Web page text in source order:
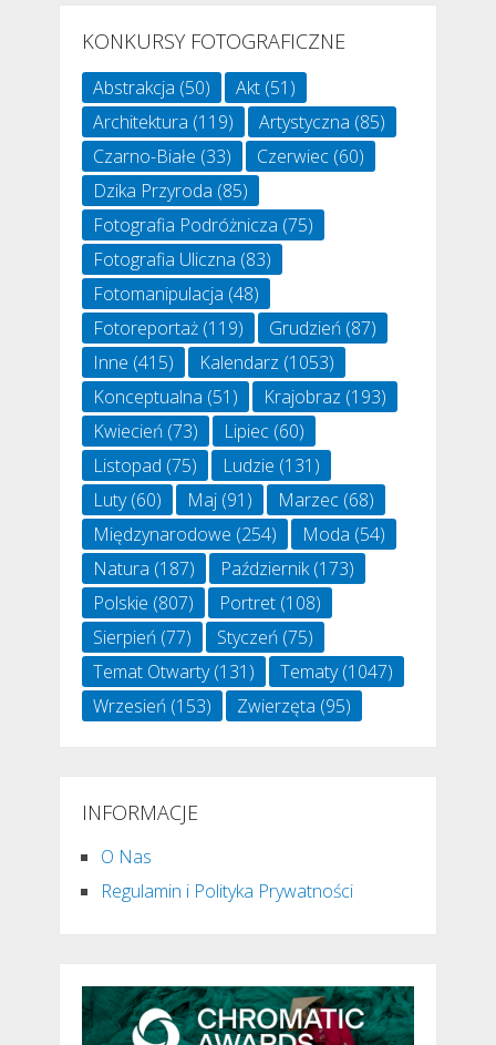
KONKURSY FOTOGRAFICZNE
Abstrakcja (50) Akt(51)
Architektura (119) Artystyczna (85)
Czarno-Białe (33) Czerwiec(60)
Dzika Przyroda (85)
Fotografia Podróżnicza (75)
Fotografia Uliczna (83)
Fotomanipulacja (48)
Fotoreportaż(119) Grudzień(87)
Inne (415) Kalendarz (1053)
Konceptualna (51) Krajobraz (193)
Kwiecień(73) Lipiec(60)
Listopad (75) Ludzie (131)
Luty(60) Maj(91) Marzec(68)
Międzynarodowe (254) Moda (54)
Natura (187) Październik(173)
Polskie (807) Portret(108)
Sierpień(77) Styczeń(75)
Temat Otwarty(131) Tematy(1047)
Wrzesień(153) Zwierzęta (95)
INFORMACJE
O Nas
Regulamin i Polityka Prywatności